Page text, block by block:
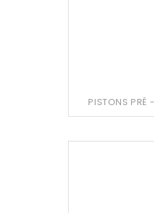
PISTONS PRÉ